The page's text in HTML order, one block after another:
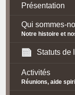
Présentation
Qui sommes-
Notre histoire et
Statuts de
Activités
Réunions, aide